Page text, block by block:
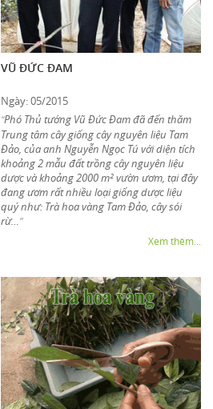
VŨ ĐỨC ĐAM
Ngày: 05/2015
“Phó Thủ tướng Vũ Đức Đam đã đến thăm
Trung tâm cây giống cây nguyên liệu Tam
Đảo, của anh Nguyễn Ngọc Tú với diện tích
khoảng 2 mẫu đất trồng cây nguyên liệu
dược và khoảng 2000 m² vườn ươm, tại đây
đang ươm rất nhiều loại giống dược liệu
quý như: Trà hoa vàng Tam Đảo, cây sói
rừ…”
Xem thêm...